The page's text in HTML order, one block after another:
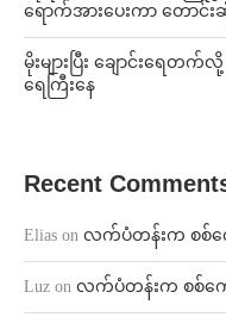
ရောက်အားပေးကာ တောင်
မိုးများပြီး ချောင်းရေတ
ရေကြီးနေ
Recent
Elias on လက်ပံတန်းက စစ်က
Luz on လက်ပံတန်းက စစ်ကေ